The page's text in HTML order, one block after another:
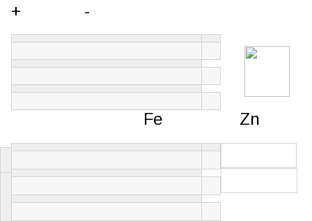
+ -
Fe Zn